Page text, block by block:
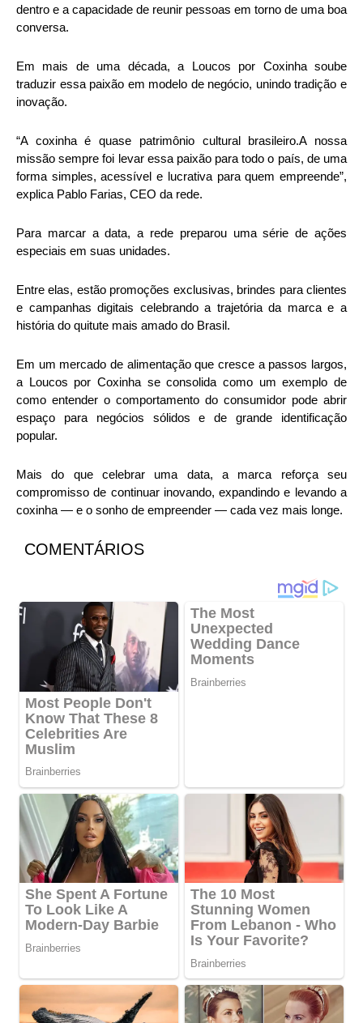
dentro e a capacidade de reunir pessoas em torno de uma boa
conversa.
Em mais de uma década, a Loucos por Coxinha soube
traduzir essa paixão em modelo de negócio, unindo tradição e
inovação.
“A coxinha é quase patrimônio cultural brasileiro.A nossa
missão sempre foi levar essa paixão para todo o país, de uma
forma simples, acessível e lucrativa para quem empreende”,
explica Pablo Farias, CEO da rede.
Para marcar a data, a rede preparou uma série de ações
especiais em suas unidades.
Entre elas, estão promoções exclusivas, brindes para clientes
e campanhas digitais celebrando a trajetória da marca e a
história do quitute mais amado do Brasil.
Em um mercado de alimentação que cresce a passos largos,
a Loucos por Coxinha se consolida como um exemplo de
como entender o comportamento do consumidor pode abrir
espaço para negócios sólidos e de grande identificação
popular.
Mais do que celebrar uma data, a marca reforça seu
compromisso de continuar inovando, expandindo e levando a
coxinha — e o sonho de empreender — cada vez mais longe.
COMENTÁRIOS